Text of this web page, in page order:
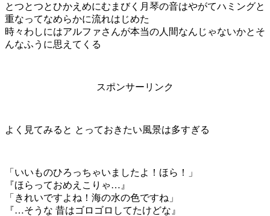
とつとつとひかえめにむまびく月琴の音はやがてハミングと
重なってなめらかに流れはじめた
時々わしにはアルファさんが本当の人間なんじゃないかとそ
んなふうに思えてくる
スポンサーリンク
よく見てみると とっておきたい風景は多すぎる
「いいものひろっちゃいましたよ！ほら！」
『ほらっておめえこりゃ…』
「きれいですよね！海の水の色ですね」
『…そうな 昔はゴロゴロしてたけどな』